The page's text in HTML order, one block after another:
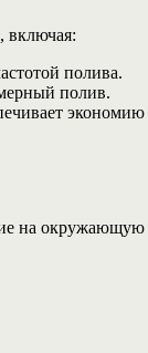
включая:
полива.
полив.
на окружающую